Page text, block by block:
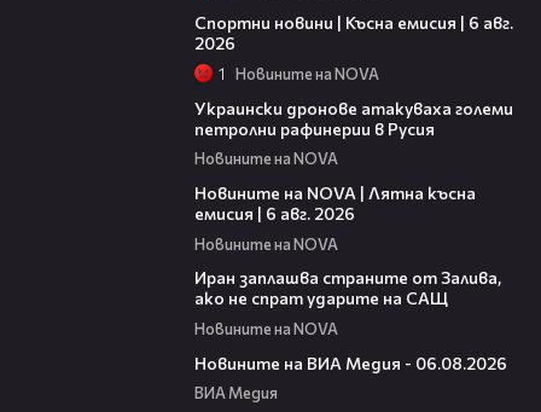
Спортни новини | Късна емисия | 6 авг.
2026
1 Новините на NOVA
Украински дронове атакуваха големи
петролни рафинерии в Русия
Новините на NOVA
Новините на NOVA | Лятна късна
емисия | 6 авг. 2026
Новините на NOVA
Иран заплашва страните от Залива,
ако не спрат ударите на САЩ
Новините на NOVA
Новините на ВИА Медия - 06.08.2026
ВИА Медия